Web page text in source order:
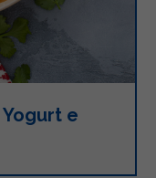
e